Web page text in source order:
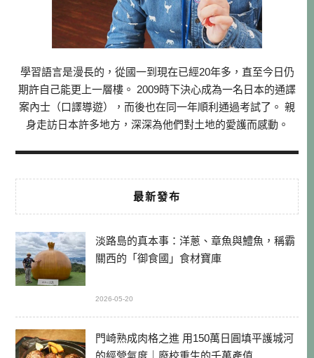
學習語言是漫長的，從國一到現在已經20年多，直至今日仍
期許自己能更上一層樓。 2009時下決心成為一名日本的通譯
案內士（口譯導遊），而後也在同一年順利通過考試了。 親
身走訪日本許多地方，深深為他們對土地的愛護而感動。
最新發布
淡路島的真本事：洋蔥、章魚與鱧魚，稱霸
關西的「御食國」食材寶庫
2026-05-20
門崎熟成肉格之進 用150萬日圓填平護城河